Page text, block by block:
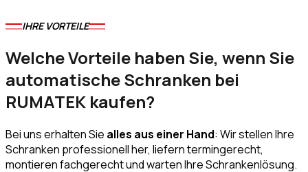
IHRE VORTEILE
Welche Vorteile haben Sie, wenn Sie
automatische Schranken bei
RUMATEK kaufen?
Bei uns erhalten Sie alles aus einer Hand: Wir stellen Ihre
Schranken professionell her, liefern termingerecht,
montieren fachgerecht und warten Ihre Schrankenlösung.